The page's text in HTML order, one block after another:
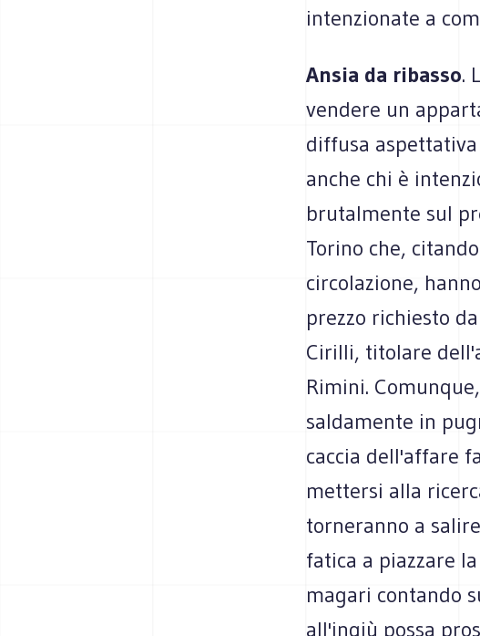
intenzionate a
Ansia da ribasso.
vendere un
diffusa
anche chi è
brutalmente sul
Torino che,
circolazione,
prezzo richiesto
Cirilli, titolare
Rimini.
saldamente in
caccia dell'affare
mettersi alla
torneranno a
fatica a piazzare
magari contando
all'ingiù possa